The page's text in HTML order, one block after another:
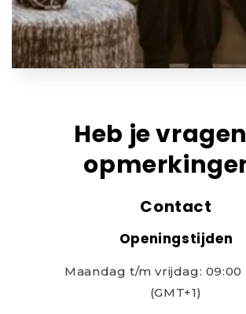
Heb je
Contact
Openingstijden
Maandag t/m vrijdag: 09:00
(GMT+1)